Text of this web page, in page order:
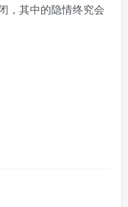
，其中的隐情终究会